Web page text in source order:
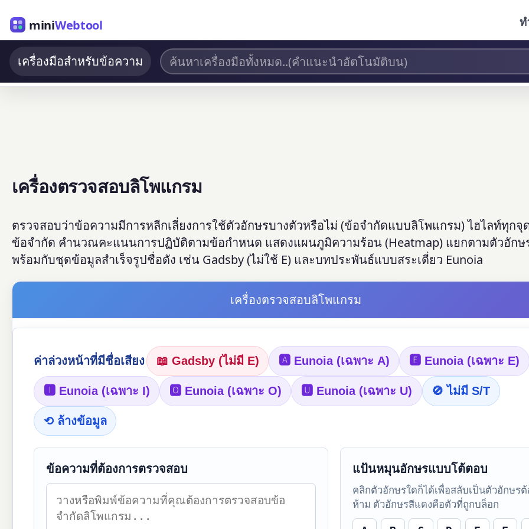
miniWebtool ท
เครื่องมือสำหรับข้อความ
เครื่องตรวจสอบลิโพแกรม
ตรวจสอบว่าข้อความมีการหลีกเลี่ยงการใช้ตัวอักษรบางตัวหรือไม่ (ข้อจำกัดแบบลิโพแกรม) ไฮไลท์ทุกจุ
ข้อจำกัด คำนวณคะแนนการปฏิบัติตามข้อกำหนด แสดงแผนภูมิความร้อน (Heatmap) แยกตามตัวอักษ
พร้อมกับชุดข้อมูลสำเร็จรูปชื่อดัง เช่น Gadsby (ไม่ใช้ E) และบทประพันธ์แบบสระเดี่ยว Eunoia
เครื่องตรวจสอบลิโพแกรม
ค่าล่วงหน้าที่มีชื่อเสียง 📖 Gadsby (ไม่มี E) 🅰 Eunoia (เฉพาะ A) 🅴 Eunoia (เฉพาะ E)
🅸 Eunoia (เฉพาะ I) 🅾 Eunoia (เฉพาะ O) 🆄 Eunoia (เฉพาะ U) 🚫 ไม่มี S/T
⟲ ล้างข้อมูล
ข้อความที่ต้องการตรวจสอบ แป้นหมุนอักษรแบบโต้ตอบ
คลิกตัวอักษรใดก็ได้เพื่อสลับเป็นตัวอักษรต้
ห้าม ตัวอักษรสีแดงคือตัวที่ถูกบล็อก